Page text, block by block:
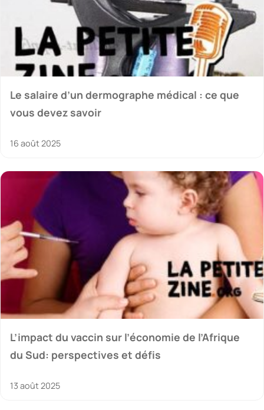
Le salaire d’un dermographe médical : ce que
vous devez savoir
16 août 2025
L’impact du vaccin sur l’économie de l’Afrique
du Sud: perspectives et défis
13 août 2025